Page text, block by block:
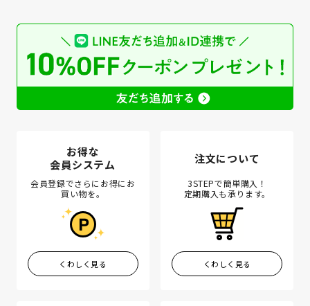
お得な
会員システム
会員登録でさらにお得にお
買い物を。
くわしく見る
注文について
3STEPで簡単購入！
定期購入も承ります。
くわしく見る